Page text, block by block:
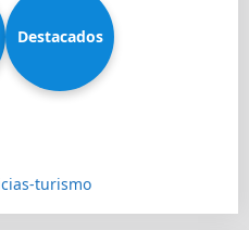
Destacados
turismo